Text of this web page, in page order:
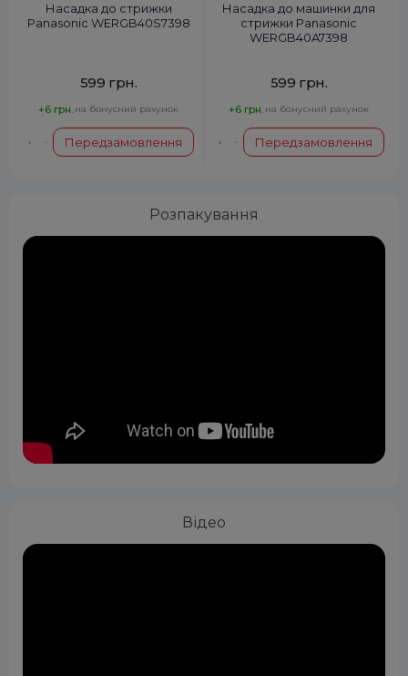
Насадка до стрижки
Panasonic WERGB40S7398
599 грн.
+6 грн. на бонусний рахунок
Передзамовлення
Насадка до машинки для
стрижки Panasonic
WERGB40A7398
599 грн.
+6 грн. на бонусний рахунок
Передзамовлення
Розпакування
Відео